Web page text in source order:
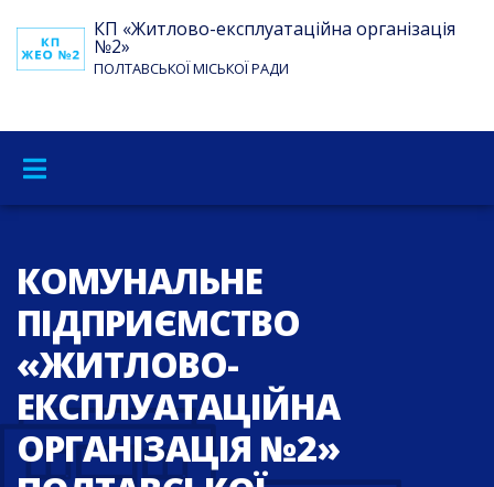
КП «Житлово-експлуатаційна організація
№2»
ПОЛТАВСЬКОЇ МІСЬКОЇ РАДИ
КОМУНАЛЬНЕ
ПІДПРИЄМСТВО
«ЖИТЛОВО-
ЕКСПЛУАТАЦІЙНА
ОРГАНІЗАЦІЯ №2»